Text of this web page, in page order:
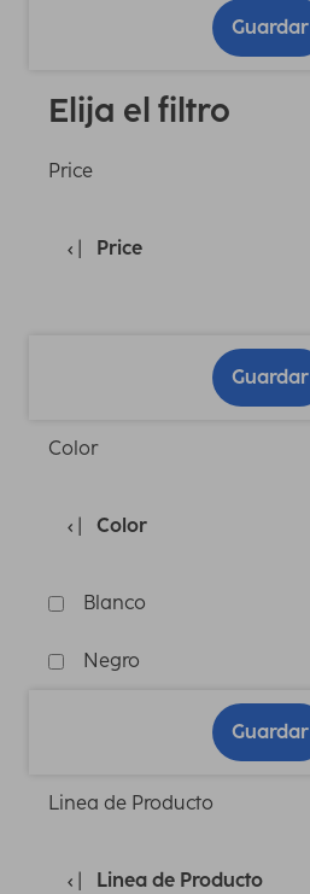
Guardar
Elija el filtro
Price
Price
Guardar
Color
Color
Blanco
Negro
Guardar
Linea de Producto
Linea de Producto